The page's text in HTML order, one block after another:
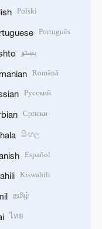
Polski
Português
پښتو
Română
Русский
Српски
සිංහල
Español
Kiswahili
தமிழ்
ไทย